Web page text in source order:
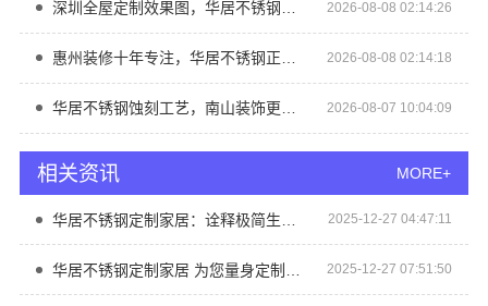
深圳全屋定制效果图，华居不锈钢呈现理想家 2026-08-08 02:14:26
惠州装修十年专注，华居不锈钢正规家装服务 2026-08-08 02:14:18
华居不锈钢蚀刻工艺，南山装饰更出众 2026-08-07 10:04:09
相关资讯 MORE+
2025-12-27 04:47:11
2025-12-27 07:51:50